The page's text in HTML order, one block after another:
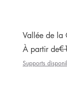
Vallée de la
À partir de
Prix original
Prix
Supports